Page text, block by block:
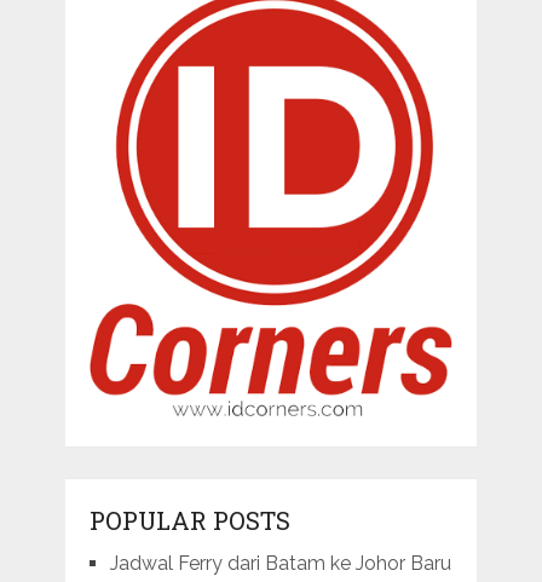
POPULAR POSTS
Jadwal Ferry dari Batam ke Johor Baru